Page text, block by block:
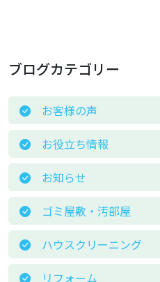
ブログカテゴリー
お客様の声
お役立ち情報
お知らせ
ゴミ屋敷・汚部屋
ハウスクリーニング
リフォーム